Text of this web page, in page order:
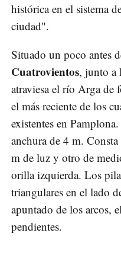
histórica en el sistema
ciudad".
Situado un poco antes
Cuatrovientos, junto a
atraviesa el río Arga de
el más reciente de los
existentes en
anchura de 4 m.
m de luz y otro de
orilla izquierda. Los
triangulares en el lado
apuntado de los arcos,
pendientes.